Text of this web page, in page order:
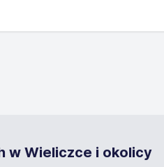
w Wieliczce i okolicy